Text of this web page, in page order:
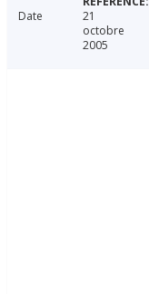
Date
21
octobre
2005